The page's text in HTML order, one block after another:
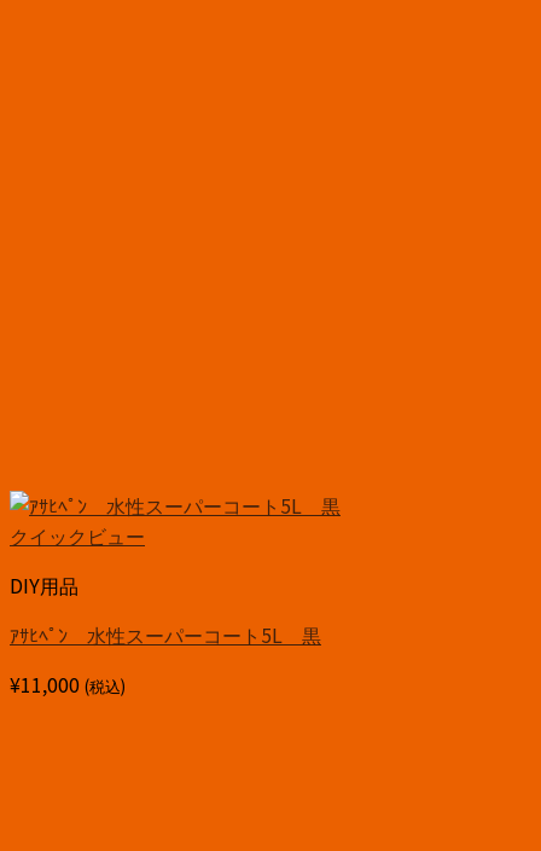
クイックビュー
DIY用品
ｱｻﾋﾍﾟﾝ 水性スーパーコート5L 黒
¥11,000 (税込)